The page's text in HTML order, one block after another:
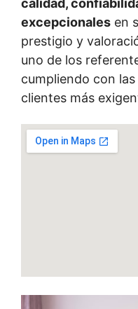
calidad,
excepcionales en
prestigio y
uno de los
cumpliendo con
clientes más